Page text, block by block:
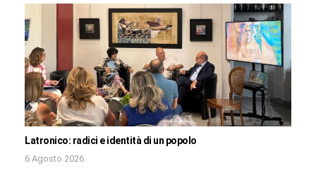
Latronico: radici e identità di un popolo
6 Agosto 2026